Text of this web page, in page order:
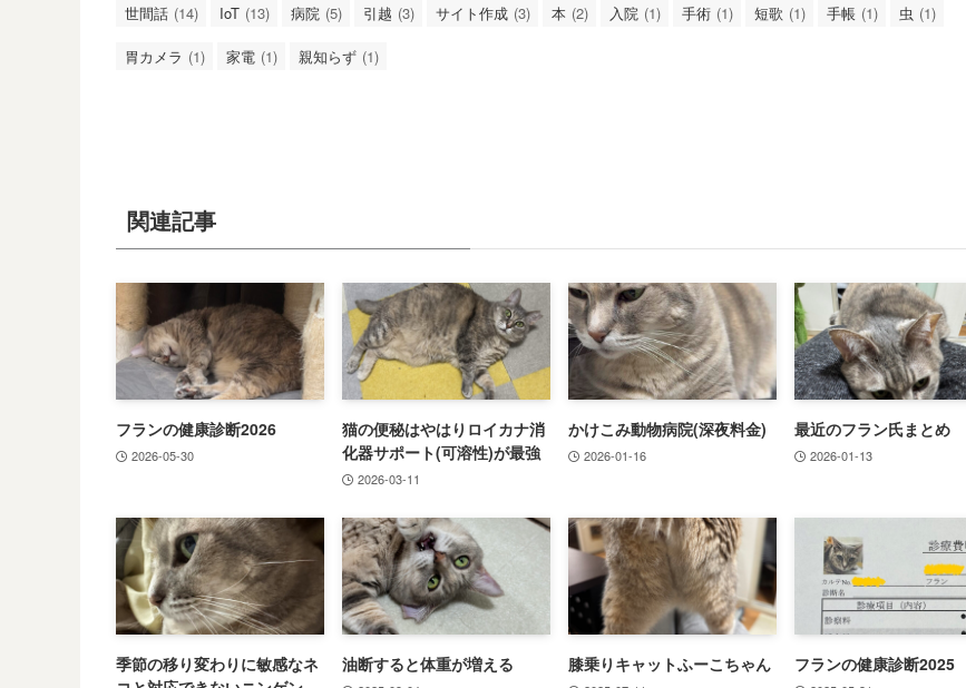
世間話 (14) IoT (13) 病院 (5) 引越 (3) サイト作成 (3) 本 (2) 入院 (1) 手術 (1) 短歌 (1) 手帳 (1) 虫 (1)
胃カメラ (1) 家電 (1) 親知らず (1)
関連記事
フランの健康診断2026
2026-05-30
猫の便秘はやはりロイカナ消
化器サポート(可溶性)が最強
2026-03-11
かけこみ動物病院(深夜料金)
2026-01-16
最近のフラン氏まとめ
2026-01-13
季節の移り変わりに敏感なネ
油断すると体重が増える 膝乗りキャットふーこちゃん フランの健康診断2025